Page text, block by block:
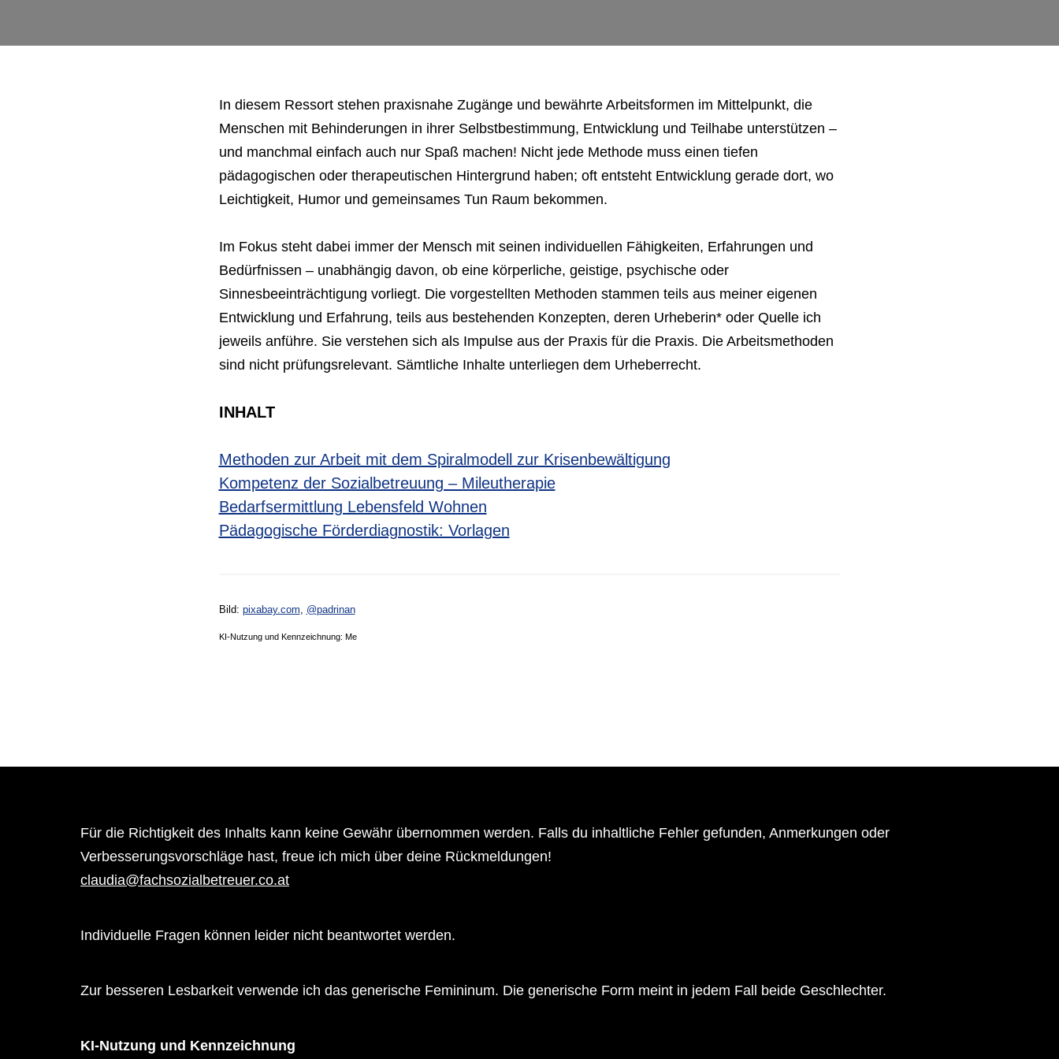
In diesem Ressort stehen praxisnahe Zugänge und bewährte Arbeitsformen im Mittelpunkt, die
Menschen mit Behinderungen in ihrer Selbstbestimmung, Entwicklung und Teilhabe unterstützen –
und manchmal einfach auch nur Spaß machen! Nicht jede Methode muss einen tiefen
pädagogischen oder therapeutischen Hintergrund haben; oft entsteht Entwicklung gerade dort, wo
Leichtigkeit, Humor und gemeinsames Tun Raum bekommen.
Im Fokus steht dabei immer der Mensch mit seinen individuellen Fähigkeiten, Erfahrungen und
Bedürfnissen – unabhängig davon, ob eine körperliche, geistige, psychische oder
Sinnesbeeinträchtigung vorliegt. Die vorgestellten Methoden stammen teils aus meiner eigenen
Entwicklung und Erfahrung, teils aus bestehenden Konzepten, deren Urheberin* oder Quelle ich
jeweils anführe. Sie verstehen sich als Impulse aus der Praxis für die Praxis. Die Arbeitsmethoden
sind nicht prüfungsrelevant. Sämtliche Inhalte unterliegen dem Urheberrecht.
INHALT
Methoden zur Arbeit mit dem Spiralmodell zur Krisenbewältigung
Kompetenz der Sozialbetreuung – Mileutherapie
Bedarfsermittlung Lebensfeld Wohnen
Pädagogische Förderdiagnostik: Vorlagen
Bild: pixabay.com, @padrinan
KI-Nutzung und Kennzeichnung: Me
Für die Richtigkeit des Inhalts kann keine Gewähr übernommen werden. Falls du inhaltliche Fehler gefunden, Anmerkungen oder
Verbesserungsvorschläge hast, freue ich mich über deine Rückmeldungen!
claudia@fachsozialbetreuer.co.at
Individuelle Fragen können leider nicht beantwortet werden.
Zur besseren Lesbarkeit verwende ich das generische Femininum. Die generische Form meint in jedem Fall beide Geschlechter.
KI-Nutzung und Kennzeichnung